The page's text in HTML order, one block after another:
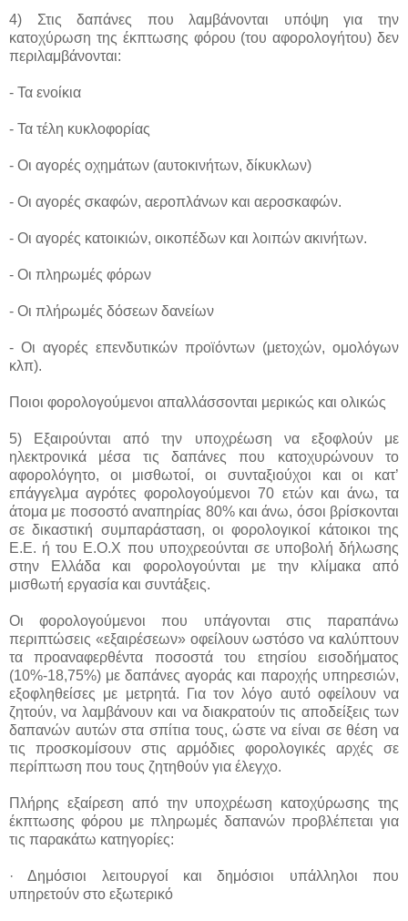
4) Στις δαπάνες που λαμβάνονται υπόψη για την
κατοχύρωση της έκπτωσης φόρου (του αφορολογήτου) δεν
περιλαμβάνονται:
- Τα ενοίκια
- Τα τέλη κυκλοφορίας
- Οι αγορές οχημάτων (αυτοκινήτων, δίκυκλων)
- Οι αγορές σκαφών, αεροπλάνων και αεροσκαφών.
- Οι αγορές κατοικιών, οικοπέδων και λοιπών ακινήτων.
- Οι πληρωμές φόρων
- Οι πλήρωμές δόσεων δανείων
- Οι αγορές επενδυτικών προϊόντων (μετοχών, ομολόγων
κλπ).
Ποιοι φορολογούμενοι απαλλάσσονται μερικώς και ολικώς
5) Eξαιρούνται από την υποχρέωση να εξοφλούν με
ηλεκτρονικά μέσα τις δαπάνες που κατοχυρώνουν το
αφορολόγητο, οι μισθωτοί, οι συνταξιούχοι και οι κατ’
επάγγελμα αγρότες φορολογούμενοι 70 ετών και άνω, τα
άτομα με ποσοστό αναπηρίας 80% και άνω, όσοι βρίσκονται
σε δικαστική συμπαράσταση, οι φορολογικοί κάτοικοι της
Ε.Ε. ή του Ε.Ο.Χ που υποχρεούνται σε υποβολή δήλωσης
στην Ελλάδα και φορολογούνται με την κλίμακα από
μισθωτή εργασία και συντάξεις.
Οι φορολογούμενοι που υπάγονται στις παραπάνω
περιπτώσεις «εξαιρέσεων» οφείλουν ωστόσο να καλύπτουν
τα προαναφερθέντα ποσοστά του ετησίου εισοδήματος
(10%-18,75%) με δαπάνες αγοράς και παροχής υπηρεσιών,
εξοφληθείσες με μετρητά. Για τον λόγο αυτό οφείλουν να
ζητούν, να λαμβάνουν και να διακρατούν τις αποδείξεις των
δαπανών αυτών στα σπίτια τους, ώστε να είναι σε θέση να
τις προσκομίσουν στις αρμόδιες φορολογικές αρχές σε
περίπτωση που τους ζητηθούν για έλεγχο.
Πλήρης εξαίρεση από την υποχρέωση κατοχύρωσης της
έκπτωσης φόρου με πληρωμές δαπανών προβλέπεται για
τις παρακάτω κατηγορίες:
· Δημόσιοι λειτουργοί και δημόσιοι υπάλληλοι που
υπηρετούν στο εξωτερικό